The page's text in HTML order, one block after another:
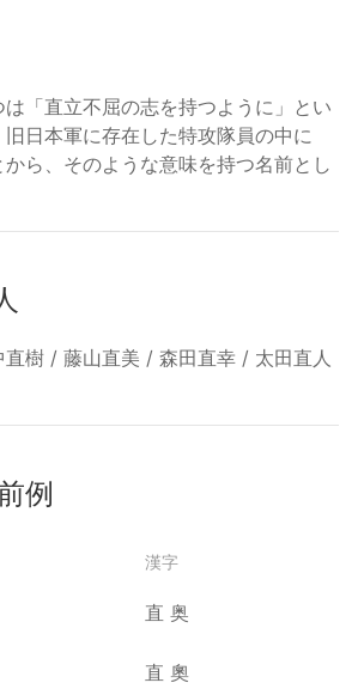
「直立不屈の志を持つように」とい
日本軍に存在した特攻隊員の中に
ら、そのような意味を持つ名前とし
樹 / 藤山直美 / 森田直幸 / 太田直人
例
漢字
直 奥
直 奧